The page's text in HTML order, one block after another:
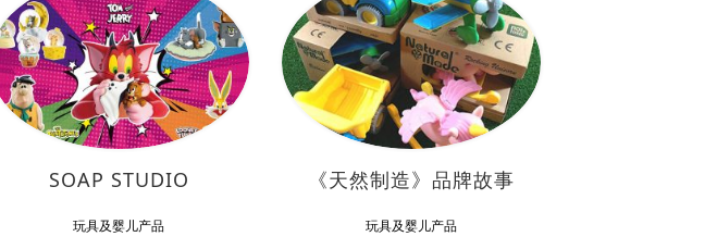
SOAP STUDIO
玩具及婴儿产品
《天然制造》品牌故事
玩具及婴儿产品